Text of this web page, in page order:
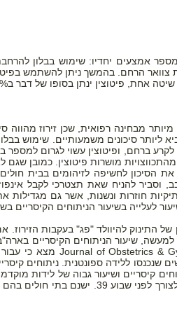
אמצעים יחדיו: שימוש בבלון
צוואר הרחם. בהמשך ניתן להשתמש
ינתן בסופו של דבר ב70% מהזירוזים.
מבחינה רפואית, שכן זירוז מהווה
ליותר סיכונים משמעותיים. שימוש
לקרע ברחם, ופיטוצין עשוי לגרום למספר
מושרות פיטוצין. כמובן שגם
הסיכון לחשיפה לזיהומים בבית
וסביר להניח שאת תצטרכי לקבל
חוזרות ונשנות, אשר גם מגדילות
לעלייה בשיעור הניתוחים הקיסריים
שנכנסו ללידה ספונטנית. ניתוחים
קיסריים ושיעור גבוה של לידות
בתי חולים האוסרים על כל התערבות רפואית